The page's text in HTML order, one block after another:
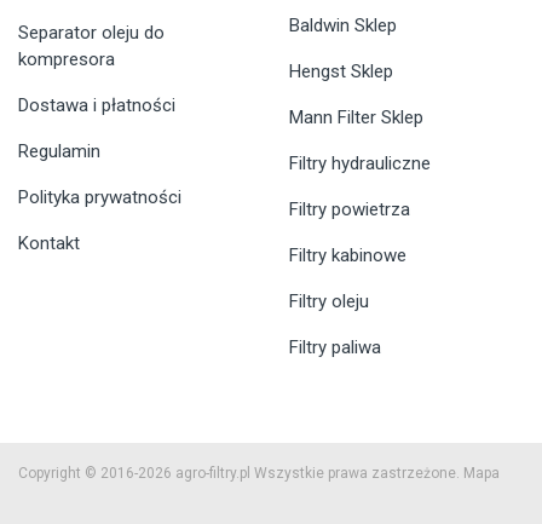
Separator oleju do
kompresora
Dostawa i płatności
Regulamin
Polityka prywatności
Kontakt
Baldwin Sklep
Hengst Sklep
Mann Filter Sklep
Filtry hydrauliczne
Filtry powietrza
Filtry kabinowe
Filtry oleju
Filtry paliwa
Copyright © 2016-2026 agro-filtry.pl Wszystkie prawa zastrzeżone. Mapa